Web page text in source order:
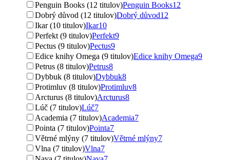
Penguin Books (12 titulov)Penguin Books12
Dobrý důvod (12 titulov)Dobrý důvod12
Ikar (10 titulov)Ikar10
Perfekt (9 titulov)Perfekt9
Pectus (9 titulov)Pectus9
Edice knihy Omega (9 titulov)Edice knihy Omega9
Petrus (8 titulov)Petrus8
Dybbuk (8 titulov)Dybbuk8
Protimluv (8 titulov)Protimluv8
Arcturus (8 titulov)Arcturus8
Lúč (7 titulov)Lúč7
Academia (7 titulov)Academia7
Pointa (7 titulov)Pointa7
Větrné mlýny (7 titulov)Větrné mlýny7
Vlna (7 titulov)Vlna7